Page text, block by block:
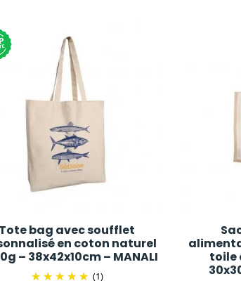
bag avec soufflet
en coton naturel
– 38x42x10cm – MANALI
(1)
toile